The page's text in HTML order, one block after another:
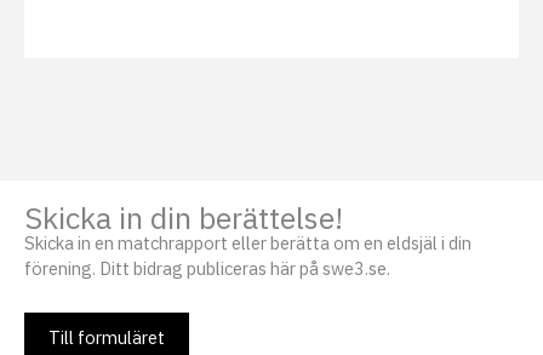
Skicka in din berättelse!
Skicka in en matchrapport eller berätta om en eldsjäl i din
förening. Ditt bidrag publiceras här på swe3.se.
Till formuläret